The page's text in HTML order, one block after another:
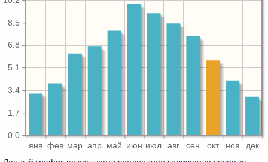
янв фев мар апр май июн июл авг сен окт ноя дек
0.0
1.7
3.4
5.1
6.8
8.5